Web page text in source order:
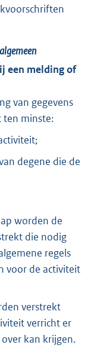
een melding of
van gegevens
minste:
degene die de
worden de
die nodig
regels
voor de activiteit
verstrekt
verricht er
kan krijgen.